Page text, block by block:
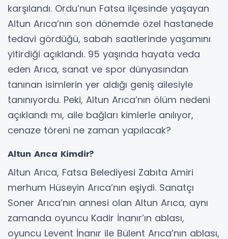
karşılandı. Ordu’nun Fatsa ilçesinde yaşayan
Altun Arıca’nın son dönemde özel hastanede
tedavi gördüğü, sabah saatlerinde yaşamını
yitirdiği açıklandı. 95 yaşında hayata veda
eden Arıca, sanat ve spor dünyasından
tanınan isimlerin yer aldığı geniş ailesiyle
tanınıyordu. Peki, Altun Arıca’nın ölüm nedeni
açıklandı mı, aile bağları kimlerle anılıyor,
cenaze töreni ne zaman yapılacak?
Altun Arıca Kimdir?
Altun Arıca, Fatsa Belediyesi Zabıta Amiri
merhum Hüseyin Arıca’nın eşiydi. Sanatçı
Soner Arıca’nın annesi olan Altun Arıca, aynı
zamanda oyuncu Kadir İnanır’ın ablası,
oyuncu Levent İnanır ile Bülent Arıca’nın ablası,